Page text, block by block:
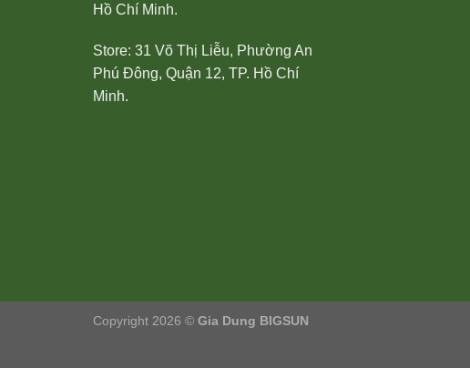
Hồ Chí Minh.
Store: 31 Võ Thị Liễu, Phường An
Phú Đông, Quận 12, TP. Hồ Chí
Minh.
Copyright 2026 © Gia Dung BIGSUN